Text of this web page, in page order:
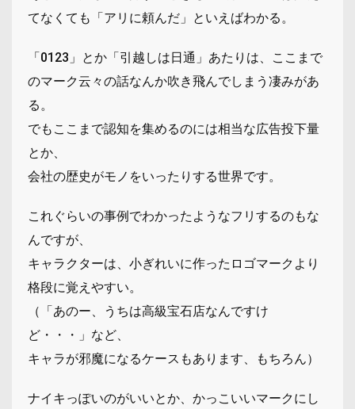
てなくても「アリに頼んだ」といえばわかる。
「0123」とか「引越しは日通」あたりは、ここまで
のマーク云々の話なんか吹き飛んでしまう凄みがあ
る。
でもここまで認知を集めるのには相当な広告投下量
とか、
会社の歴史がモノをいったりする世界です。
これぐらいの事例でわかったようなフリするのもな
んですが、
キャラクターは、小ぎれいに作ったロゴマークより
格段に覚えやすい。
（「あのー、うちは高級宝石店なんですけ
ど・・・」など、
キャラが邪魔になるケースもあります、もちろん）
ナイキっぽいのがいいとか、かっこいいマークにし